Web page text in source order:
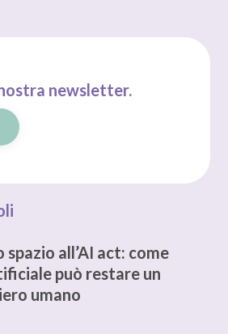
newsletter.
spazio all’AI act: come
può restare un
umano